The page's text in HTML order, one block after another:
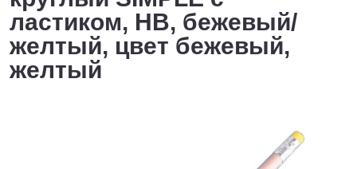
ластиком, HB, бежевый/
желтый, цвет бежевый,
желтый